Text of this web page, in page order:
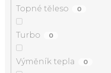
Topné těleso 0
Turbo 0
Výměník tepla 0